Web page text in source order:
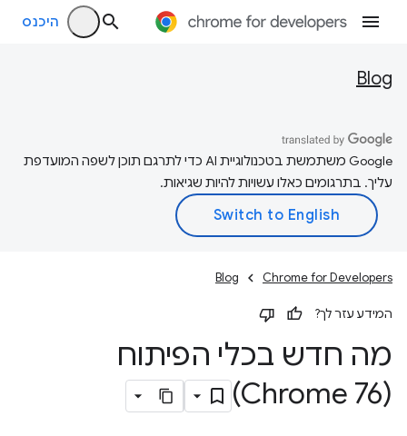
היכנס
Blog
‫Google משתמשת בטכנולוגיית AI כדי לתרגם תוכן לשפה המועדפת
עליך. בתרגומים כאלו עשויות להיות שגיאות.
Chrome for Developers
Blog
המידע עזר לך?
מה חדש בכלי הפיתוח
(Chrome 76)